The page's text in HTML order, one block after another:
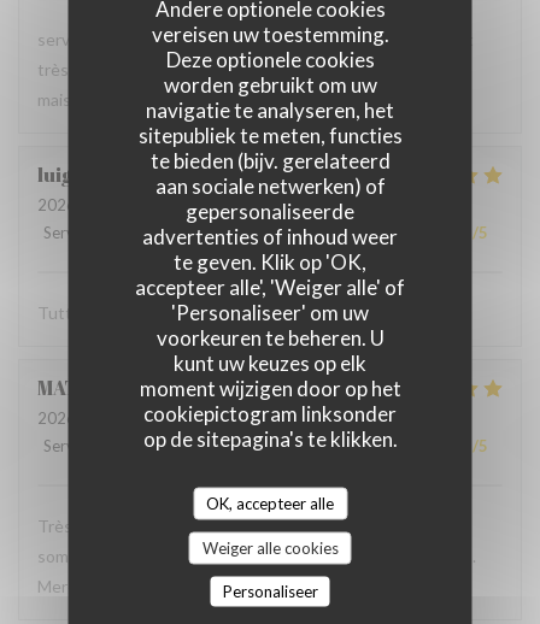
Andere optionele cookies
vereisen uw toestemming.
Deze optionele cookies
worden gebruikt om uw
navigatie te analyseren, het
sitepubliek te meten, functies
te bieden (bijv. gerelateerd
aan sociale netwerken) of
gepersonaliseerde
advertenties of inhoud weer
te geven. Klik op 'OK,
accepteer alle', 'Weiger alle' of
'Personaliseer' om uw
voorkeuren te beheren. U
kunt uw keuzes op elk
moment wijzigen door op het
cookiepictogram linksonder
op de sitepagina's te klikken.
OK, accepteer alle
Weiger alle cookies
Personaliseer
serveur très agréable, les plats sont bien servis et surtout
très bons. Mention spéciale pour la mousse au chocolat
maison !
luigi
2026-06-07
- 14:30 - Gasten 2
Service
Atmosfeer:5/5 Keuken:5/5 Kwaliteit / Prijs /5
Tutto molto buono. Carbonade buonissima
MATHIEU
2026-06-07
- 19:00 - Gasten 2
Service
Atmosfeer:5/5 Keuken : 5/5 Kwaliteit / Prijs /5
Très bonne soirée dans cet établissement où nous nous
sommes régalés avec des plats authentiques de Bruxelles.
Merci à l'accueil ainsi qu'au service sans fausse note